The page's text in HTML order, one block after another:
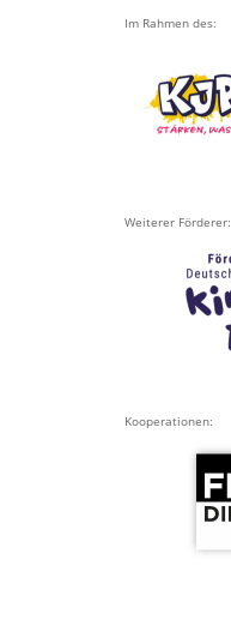
Im Rahmen des:
Weiterer Förderer:
Kooperationen: